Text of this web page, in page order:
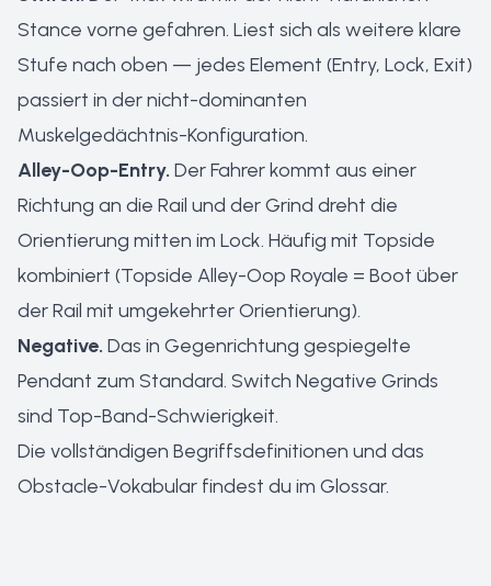
Stance vorne gefahren. Liest sich als weitere klare
Stufe nach oben — jedes Element (Entry, Lock, Exit)
passiert in der nicht-dominanten
Muskelgedächtnis-Konfiguration.
Alley-Oop-Entry. Der Fahrer kommt aus einer
Richtung an die Rail und der Grind dreht die
Orientierung mitten im Lock. Häufig mit Topside
kombiniert (Topside Alley-Oop Royale = Boot über
der Rail mit umgekehrter Orientierung).
Negative. Das in Gegenrichtung gespiegelte
Pendant zum Standard. Switch Negative Grinds
sind Top-Band-Schwierigkeit.
Die vollständigen Begriffsdefinitionen und das
Obstacle-Vokabular findest du im Glossar.